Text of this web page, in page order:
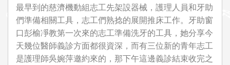
最早到的慈濟機動組志工先架設器械，護理人員和牙助
們準備相關工具，志工們熟捻的展開推床工作。牙助窗
口彭榆凈教第一次來的志工準備洗牙的工具，她分享今
天幾位醫師義診方面都很資深，而有三位新的青年志工
是護理師吳婉萍邀約來的，那下午這邊義診結束收完之